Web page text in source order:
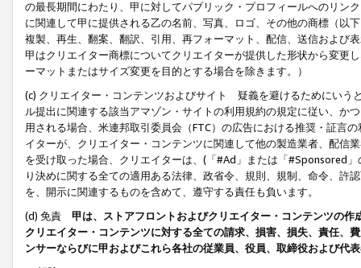
の最長期間にわたり、甲に対してパブリック・プロフィールへのリン
に関連して甲に提供される乙の名前、写真、ロゴ、その他の商標（以
複製、再生、翻案、翻訳、引用、再フォーマット、配信、送信および
甲はクリエイター商標についてクリエイターが提供した形状から変更
ーマットまたはサイズ変更を目的とする場合を除きます。）
(c) クリエイター・コンテンツおよびサイト 疑義を避けるためにいう
ル提出に関連する該当アマゾン・サイトの利用規約の規定に従い、か
用される場合、米連邦取引委員会（FTC）の広告における推奨・証言
イターが、クリエイター・コンテンツに関連して他の製造業者、配信
を受け取った場合、クリエイターは、(「#Ad」または「#Sponsored
り決めに関する全ての適用ある法律、政省令、規則、規制、命令、許
を、開示に関連するものを含めて、遵守する責任も負います。
(d) 免責 甲は、ストアフロントおよびクリエイター・コンテンツの
クリエイター・コンテンツに対する全ての請求、損害、損失、責任、
ンサーならびに甲およびこれら各社の従業員、役員、取締役および代